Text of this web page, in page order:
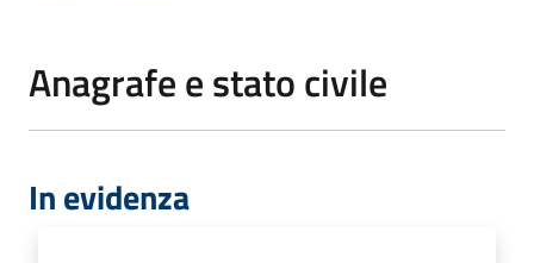
Anagrafe e stato civile
In evidenza